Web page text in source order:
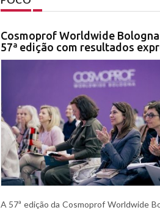
Cosmoprof Worldwide
57ª edição com resultados
A 57ª edição da Cosmoprof Worldwide